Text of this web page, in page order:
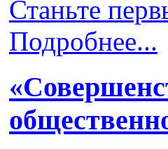
Станьте
Подробнее...